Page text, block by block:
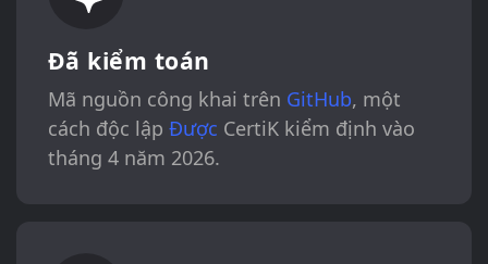
Đã kiểm toán
Mã nguồn công khai trên GitHub, một
cách độc lập Được CertiK kiểm định vào
tháng 4 năm 2026.